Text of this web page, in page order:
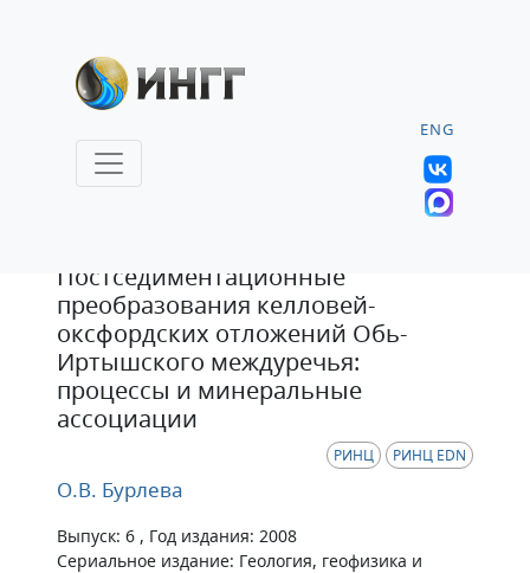
ENG
Постседиментационные
преобразования келловей-
оксфордских отложений Обь-
Иртышского междуречья:
процессы и минеральные
ассоциации
РИНЦ РИНЦ EDN
О.В. Бурлева
Выпуск: 6 , Год издания: 2008
Сериальное издание: Геология, геофизика и